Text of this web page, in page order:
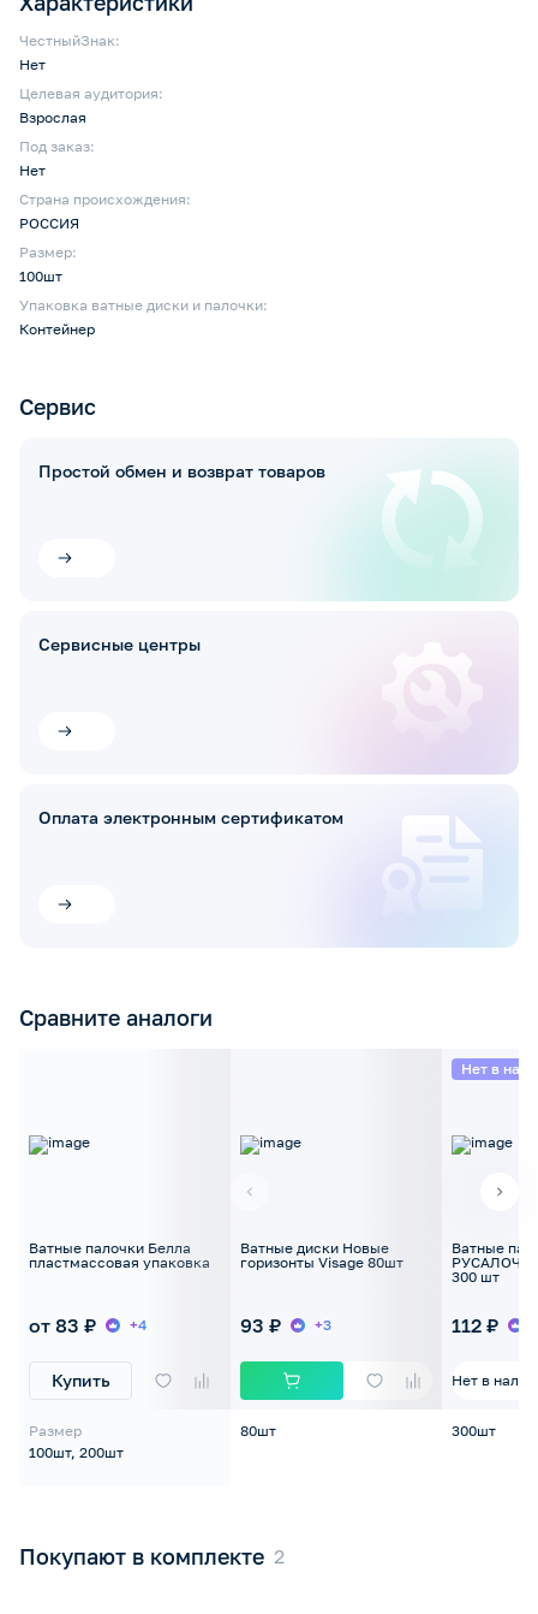
ЧестныйЗнак:
Нет
Целевая аудитория:
Взрослая
Под заказ:
Нет
Страна происхождения:
РОССИЯ
Размер:
100шт
Упаковка ватные диски и палочки:
Контейнер
Сервис
Простой обмен и возврат товаров
Сервисные центры
Оплата электронным сертификатом
Сравните аналоги
Ватные палочки Белла
пластмассовая упаковка
от 83 ₽ +4
Купить
Размер
100шт, 200шт
Ватные диски Новые
горизонты Visage 80шт
93 ₽ +3
80шт
Нет в
Ватные
300 шт
112 ₽
Нет в
300шт
Покупают в комплекте